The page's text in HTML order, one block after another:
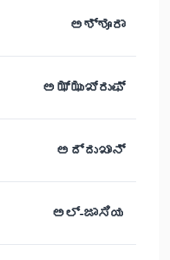
ಅಶ್ಶೂರಾ
ಅಝ್ಝುಖ್ರುಫ್
ಅದ್ದುಖಾನ್
ಅಲ್ -ಜಾಸಿಯ